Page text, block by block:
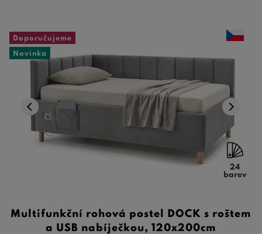
Doporučujeme
Novinka
24
barev
Multifunkční rohová postel DOCK s roštem
a USB nabíječkou, 120x200cm